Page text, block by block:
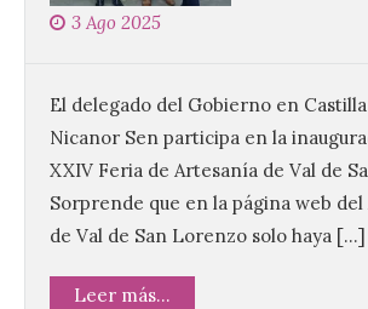
3 Ago 2025
El delegado del Gobierno en
Nicanor Sen participa en la
XXIV Feria de Artesanía de Val de
Sorprende que en la página web
de Val de San Lorenzo solo haya […]
Leer más...